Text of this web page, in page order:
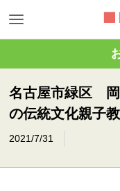
名古屋市緑区 岡
の伝統文化親子
2021/7/31